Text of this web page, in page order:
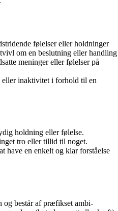
følelser eller holdninger
om en beslutning eller handling
meninger eller følelser på
eller inaktivitet i forhold til en
holdning eller følelse.
tro eller tillid til noget.
have en enkelt og klar forståelse
og består af præfikset ambi-